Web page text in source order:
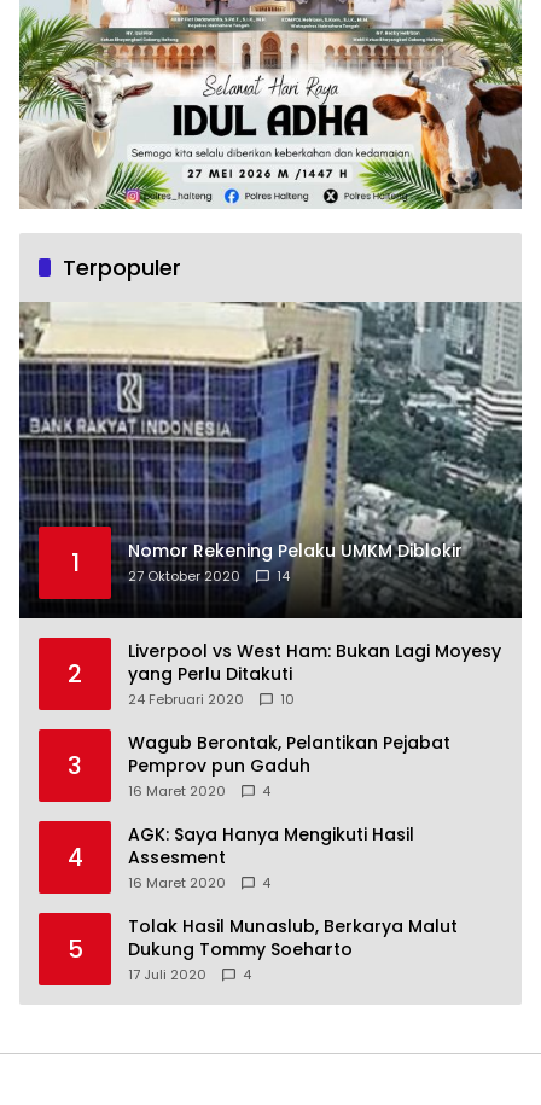
Terpopuler
1 Nomor Rekening Pelaku UMKM Diblokir
27 Oktober 2020 14
2
Liverpool vs West Ham: Bukan Lagi Moyesy
yang Perlu Ditakuti
24 Februari 2020 10
3
Wagub Berontak, Pelantikan Pejabat
Pemprov pun Gaduh
16 Maret 2020 4
4
AGK: Saya Hanya Mengikuti Hasil
Assesment
16 Maret 2020 4
5
Tolak Hasil Munaslub, Berkarya Malut
Dukung Tommy Soeharto
17 Juli 2020 4